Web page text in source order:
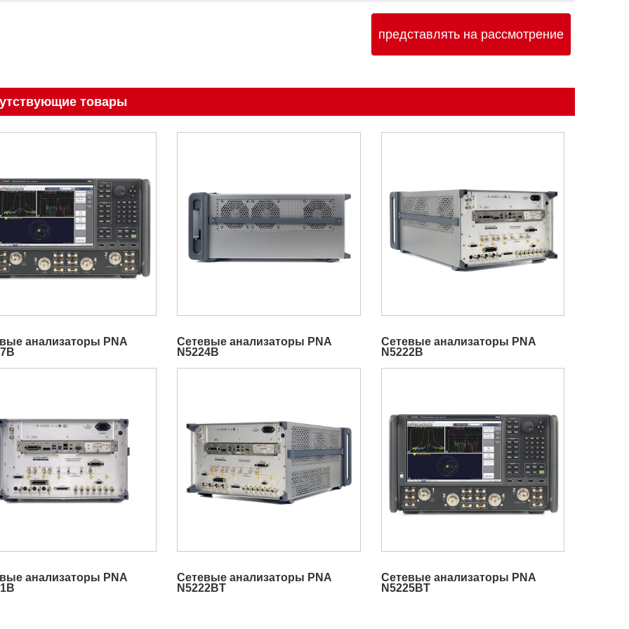
представлять на рассмотрение
товары
анализаторы PNA
Сетевые анализаторы PNA
N5224B
Сетевые анализаторы PNA
N5222B
анализаторы PNA
Сетевые анализаторы PNA
N5222BT
Сетевые анализаторы PNA
N5225BT